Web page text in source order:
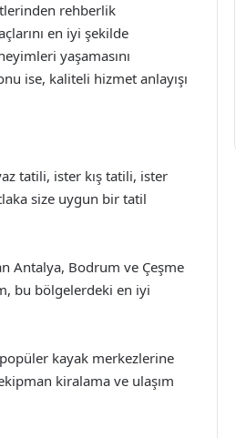
rehberlik
en iyi şekilde
yaşamasını
ise, kaliteli hizmet anlayışı
tatili, ister kış tatili, ister
size uygun bir tatil
Antalya, Bodrum ve Çeşme
bu bölgelerdeki en iyi
kayak merkezlerine
kiralama ve ulaşım